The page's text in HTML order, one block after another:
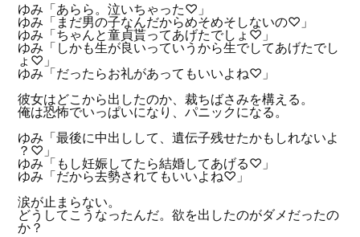
ゆみ「あらら。泣いちゃった♡」
ゆみ「まだ男の子なんだからめそめそしないの♡」
ゆみ「ちゃんと童貞貰ってあげたでしょ♡」
ゆみ「しかも生が良いっていうから生でしてあげたでし
ょ♡」
ゆみ「だったらお礼があってもいいよね♡」
彼女はどこから出したのか、裁ちばさみを構える。
俺は恐怖でいっぱいになり、パニックになる。
ゆみ「最後に中出しして、遺伝子残せたかもしれないよ
？♡」
ゆみ「もし妊娠してたら結婚してあげる♡」
ゆみ「だから去勢されてもいいよね♡」
涙が止まらない。
どうしてこうなったんだ。欲を出したのがダメだったの
か？